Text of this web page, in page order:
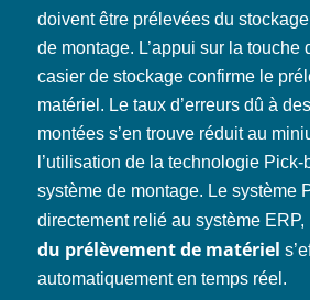
doivent être prélevées du
de montage. L’appui sur la touche
casier de stockage confirme le
matériel. Le taux d’erreurs dû à
montées s’en trouve réduit au
l’utilisation de la technologie Pick-
système de montage. Le système
directement relié au système ERP,
du prélèvement de matériel
automatiquement en temps réel.